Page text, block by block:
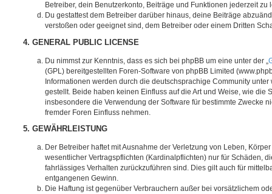
Betreiber, dein Benutzerkonto, Beiträge und Funktionen jederzeit zu
Du gestattest dem Betreiber darüber hinaus, deine Beiträge
verstoßen oder geeignet sind, dem Betreiber oder einem Dritten
4. GENERAL PUBLIC LICENSE
Du nimmst zur Kenntnis, dass es sich bei phpBB um eine unter der „
(GPL) bereitgestellten Foren-Software von phpBB Limited
Informationen werden durch die deutschsprachige Community unter
gestellt. Beide haben keinen Einfluss auf die Art und Weise, wie die
insbesondere die Verwendung der Software für bestimmte Zwecke
fremder Foren Einfluss nehmen.
5. GEWÄHRLEISTUNG
Der Betreiber haftet mit Ausnahme der Verletzung von Leben,
wesentlicher Vertragspflichten (Kardinalpflichten) nur für Schäden,
fahrlässiges Verhalten zurückzuführen sind. Dies gilt auch für
entgangenen Gewinn.
Die Haftung ist gegenüber Verbrauchern außer bei vorsätzlichem